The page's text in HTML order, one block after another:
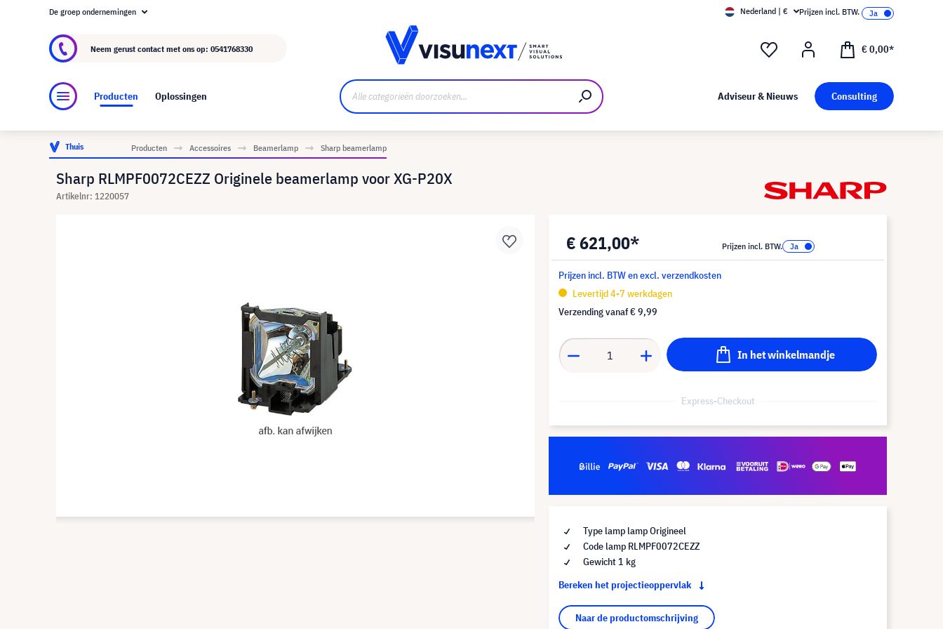
Over visunext.nl
De groep ondernemingen Nederland | € Prijzen incl. BTW.
Neem gerust contact met ons op: 0541768330 € 0,00*
Producten Oplossingen Adviseur & Nieuws Consulting
Thuis Producten Accessoires Beamerlamp Sharp beamerlamp
Sharp RLMPF0072CEZZ Originele beamerlamp voor XG-P20X
Artikelnr: 1220057
€ 621,00* Prijzen incl. BTW.
Prijzen incl. BTW en excl. verzendkosten
Levertijd 4-7 werkdagen
Verzending vanaf€ 9,99
In het winkelmandje
Express-Checkout
Type lamp lamp Origineel
Code lamp RLMPF0072CEZZ
Gewicht 1 kg
Bereken het projectieoppervlak
Naar de productomschrijving